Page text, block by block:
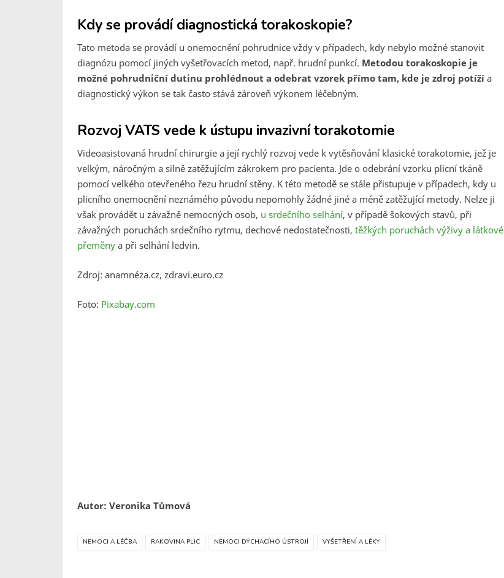
Kdy se provádí diagnostická torakoskopie?
Tato metoda se provádí u onemocnění pohrudnice vždy v případech, kdy nebylo možné stanovit
diagnózu pomocí jiných vyšetřovacích metod, např. hrudní punkcí. Metodou torakoskopie je
možné pohrudniční dutinu prohlédnout a odebrat vzorek přímo tam, kde je zdroj potíží a
diagnostický výkon se tak často stává zároveň výkonem léčebným.
Rozvoj VATS vede k ústupu invazivní torakotomie
Videoasistovaná hrudní chirurgie a její rychlý rozvoj vede k vytěsňování klasické torakotomie, jež je
velkým, náročným a silně zatěžujícím zákrokem pro pacienta. Jde o odebrání vzorku plicní tkáně
pomocí velkého otevřeného řezu hrudní stěny. K této metodě se stále přistupuje v případech, kdy u
plicního onemocnění neznámého původu nepomohly žádné jiné a méně zatěžující metody. Nelze ji
však provádět u závažně nemocných osob, u srdečního selhání, v případě šokových stavů, při
závažných poruchách srdečního rytmu, dechové nedostatečnosti, těžkých poruchách výživy a látkové
přeměny a při selhání ledvin.
Zdroj: anamnéza.cz, zdravi.euro.cz
Foto: Pixabay.com
Autor: Veronika Tůmová
NEMOCI A LÉČBA RAKOVINA PLIC NEMOCI DÝCHACÍHO ÚSTROJÍ VYŠETŘENÍ A LÉKY